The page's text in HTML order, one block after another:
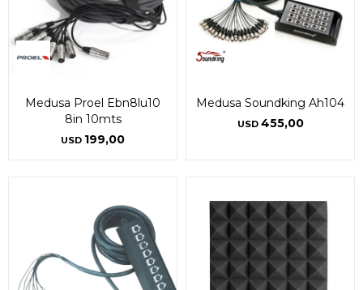
Medusa Proel Ebn8lu10
8in 10mts
USD 199,00
Medusa Soundking Ah104
USD 455,00